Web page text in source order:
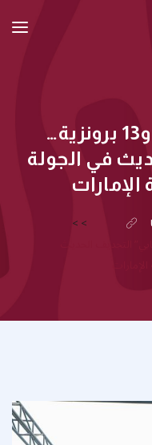
14 ذهبية و14 فضية و13 برونزية…
في الجولة
الإمارات
>
>
لـ”عنابي” التجديف الحديث